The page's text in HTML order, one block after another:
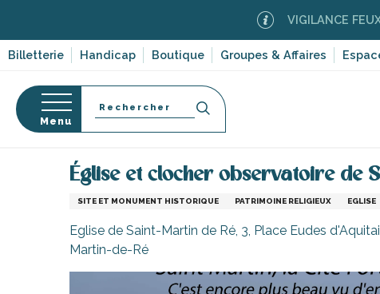
contenu
Billetterie Handicap Boutique Groupes & Affaires
VIGILANCE FEUX DE
Menu
Recherche
Accueil Sites
Église et clocher observatoire de
SITE ET MONUMENT HISTORIQUE PATRIMOINE RELIGIEUX EGLISE
Eglise de Saint-Martin de Ré, 3, Place Eudes
Martin-de-Ré